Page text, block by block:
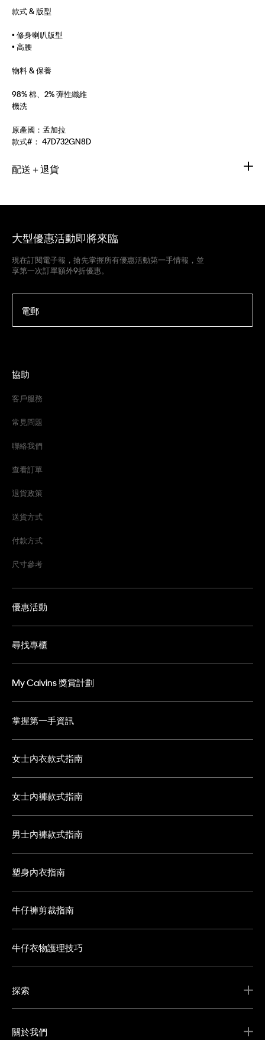
款式 & 版型
• 修身喇叭版型
• 高腰
物料 & 保養
98% 棉、2% 彈性纖維
機洗
原產國：孟加拉
款式#： 47D732GN8D
配送＋退貨
大型優惠活動即將來臨
現在訂閱電子報，搶先掌握所有優惠活動第一手情報，並
享第一次訂單額外9折優惠。
電郵
協助
客戶服務
常見問題
聯絡我們
查看訂單
退貨政策
送貨方式
付款方式
尺寸參考
優惠活動
尋找專櫃
My Calvins 獎賞計劃
掌握第一手資訊
女士內衣款式指南
女士內褲款式指南
男士內褲款式指南
塑身內衣指南
牛仔褲剪裁指南
牛仔衣物護理技巧
探索
關於我們